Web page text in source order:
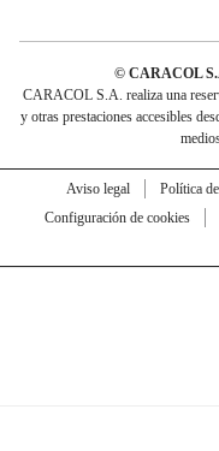
© CARACOL
CARACOL S.A. realiza una
y otras prestaciones accesibles
Aviso legal Política
Configuración de cookies